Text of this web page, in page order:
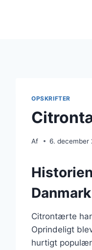
OPSKRIFTER
Af 6. december
Danmark
Citrontærte
Oprindeligt
hurtigt